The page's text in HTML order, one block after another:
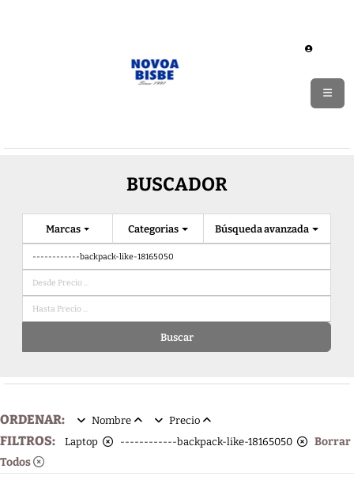
BUSCADOR
Categorias
Marcas Búsqueda avanzada
Buscar
ORDENAR: Nombre Precio
FILTROS: Laptop ------------backpack-like-18165050
Borrar
Todos